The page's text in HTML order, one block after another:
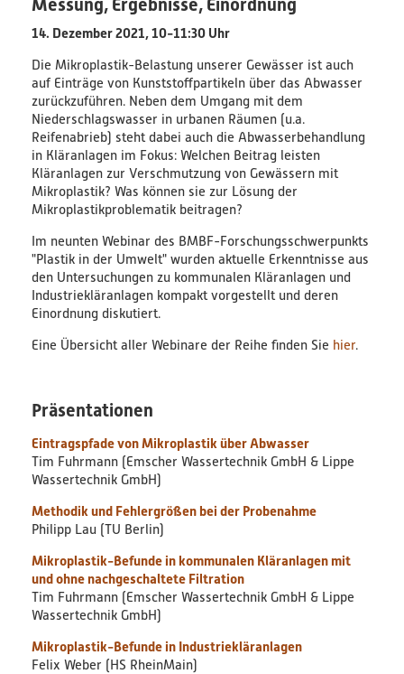
PlastikNet
Verbundprojekte
Übersicht
Übersichtskarte
Veranstaltungen
Publikationen
News
Ergebnisse
Bildungsmaterialien
Diskussionspapiere & Statuspapiere
Factsheets
Weitere Produkte
Leitfäden & Handbücher
Technologien & Verfahren
Messung, Ergebnisse, Einordnung
14. Dezember 2021, 10-11:30 Uhr
Die Mikroplastik-Belastung unserer Gewässer ist auch
auf Einträge von Kunststoffpartikeln über das Abwasser
zurückzuführen. Neben dem Umgang mit dem
Niederschlagswasser in urbanen Räumen (u.a.
Reifenabrieb) steht dabei auch die Abwasserbehandlung
in Kläranlagen im Fokus: Welchen Beitrag leisten
Kläranlagen zur Verschmutzung von Gewässern mit
Mikroplastik? Was können sie zur Lösung der
Mikroplastikproblematik beitragen?
Im neunten Webinar des BMBF-Forschungsschwerpunkts
"Plastik in der Umwelt" wurden aktuelle Erkenntnisse aus
den Untersuchungen zu kommunalen Kläranlagen und
Industriekläranlagen kompakt vorgestellt und deren
Einordnung diskutiert.
Eine Übersicht aller Webinare der Reihe finden Sie hier.
Präsentationen
Eintragspfade von Mikroplastik über Abwasser
Tim Fuhrmann (Emscher Wassertechnik GmbH & Lippe
Wassertechnik GmbH)
Methodik und Fehlergrößen bei der Probenahme
Philipp Lau (TU Berlin)
Mikroplastik-Befunde in kommunalen Kläranlagen mit
und ohne nachgeschaltete Filtration
Tim Fuhrmann (Emscher Wassertechnik GmbH & Lippe
Wassertechnik GmbH)
Mikroplastik-Befunde in Industriekläranlagen
Felix Weber (HS RheinMain)